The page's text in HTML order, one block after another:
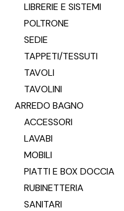
LIBRERIE E SISTEMI
POLTRONE
SEDIE
TAPPETI/TESSUTI
TAVOLI
TAVOLINI
ARREDO BAGNO
ACCESSORI
LAVABI
MOBILI
PIATTI E BOX DOCCIA
RUBINETTERIA
SANITARI